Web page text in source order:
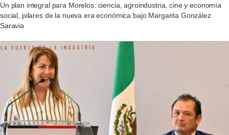
Un plan integral para Morelos: ciencia, agroindustria, cine y economía
social, pilares de la nueva era económica bajo Margarita González
Saravia